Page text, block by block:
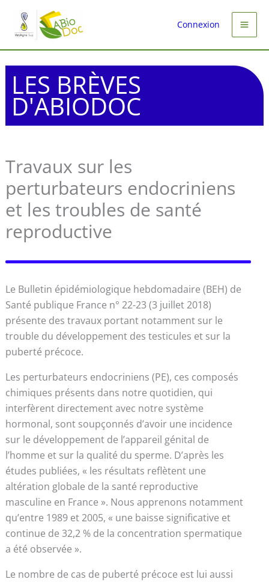
contenu
Connexion
LES BRÈVES
D'ABIODOC
Travaux sur les
perturbateurs endocriniens
et les troubles de santé
reproductive
Le Bulletin épidémiologique hebdomadaire (BEH) de
Santé publique France n° 22-23 (3 juillet 2018)
présente des travaux portant notamment sur le
trouble du développement des testicules et sur la
puberté précoce.
Les perturbateurs endocriniens (PE), ces composés
chimiques présents dans notre quotidien, qui
interfèrent directement avec notre système
hormonal, sont soupçonnés d’avoir une incidence
sur le développement de l’appareil génital de
l’homme et sur la qualité du sperme. D’après les
études publiées, « les résultats reflètent une
altération globale de la santé reproductive
masculine en France ». Nous apprenons notamment
qu’entre 1989 et 2005, « une baisse significative et
continue de 32,2 % de la concentration spermatique
a été observée ».
Le nombre de cas de puberté précoce est lui aussi